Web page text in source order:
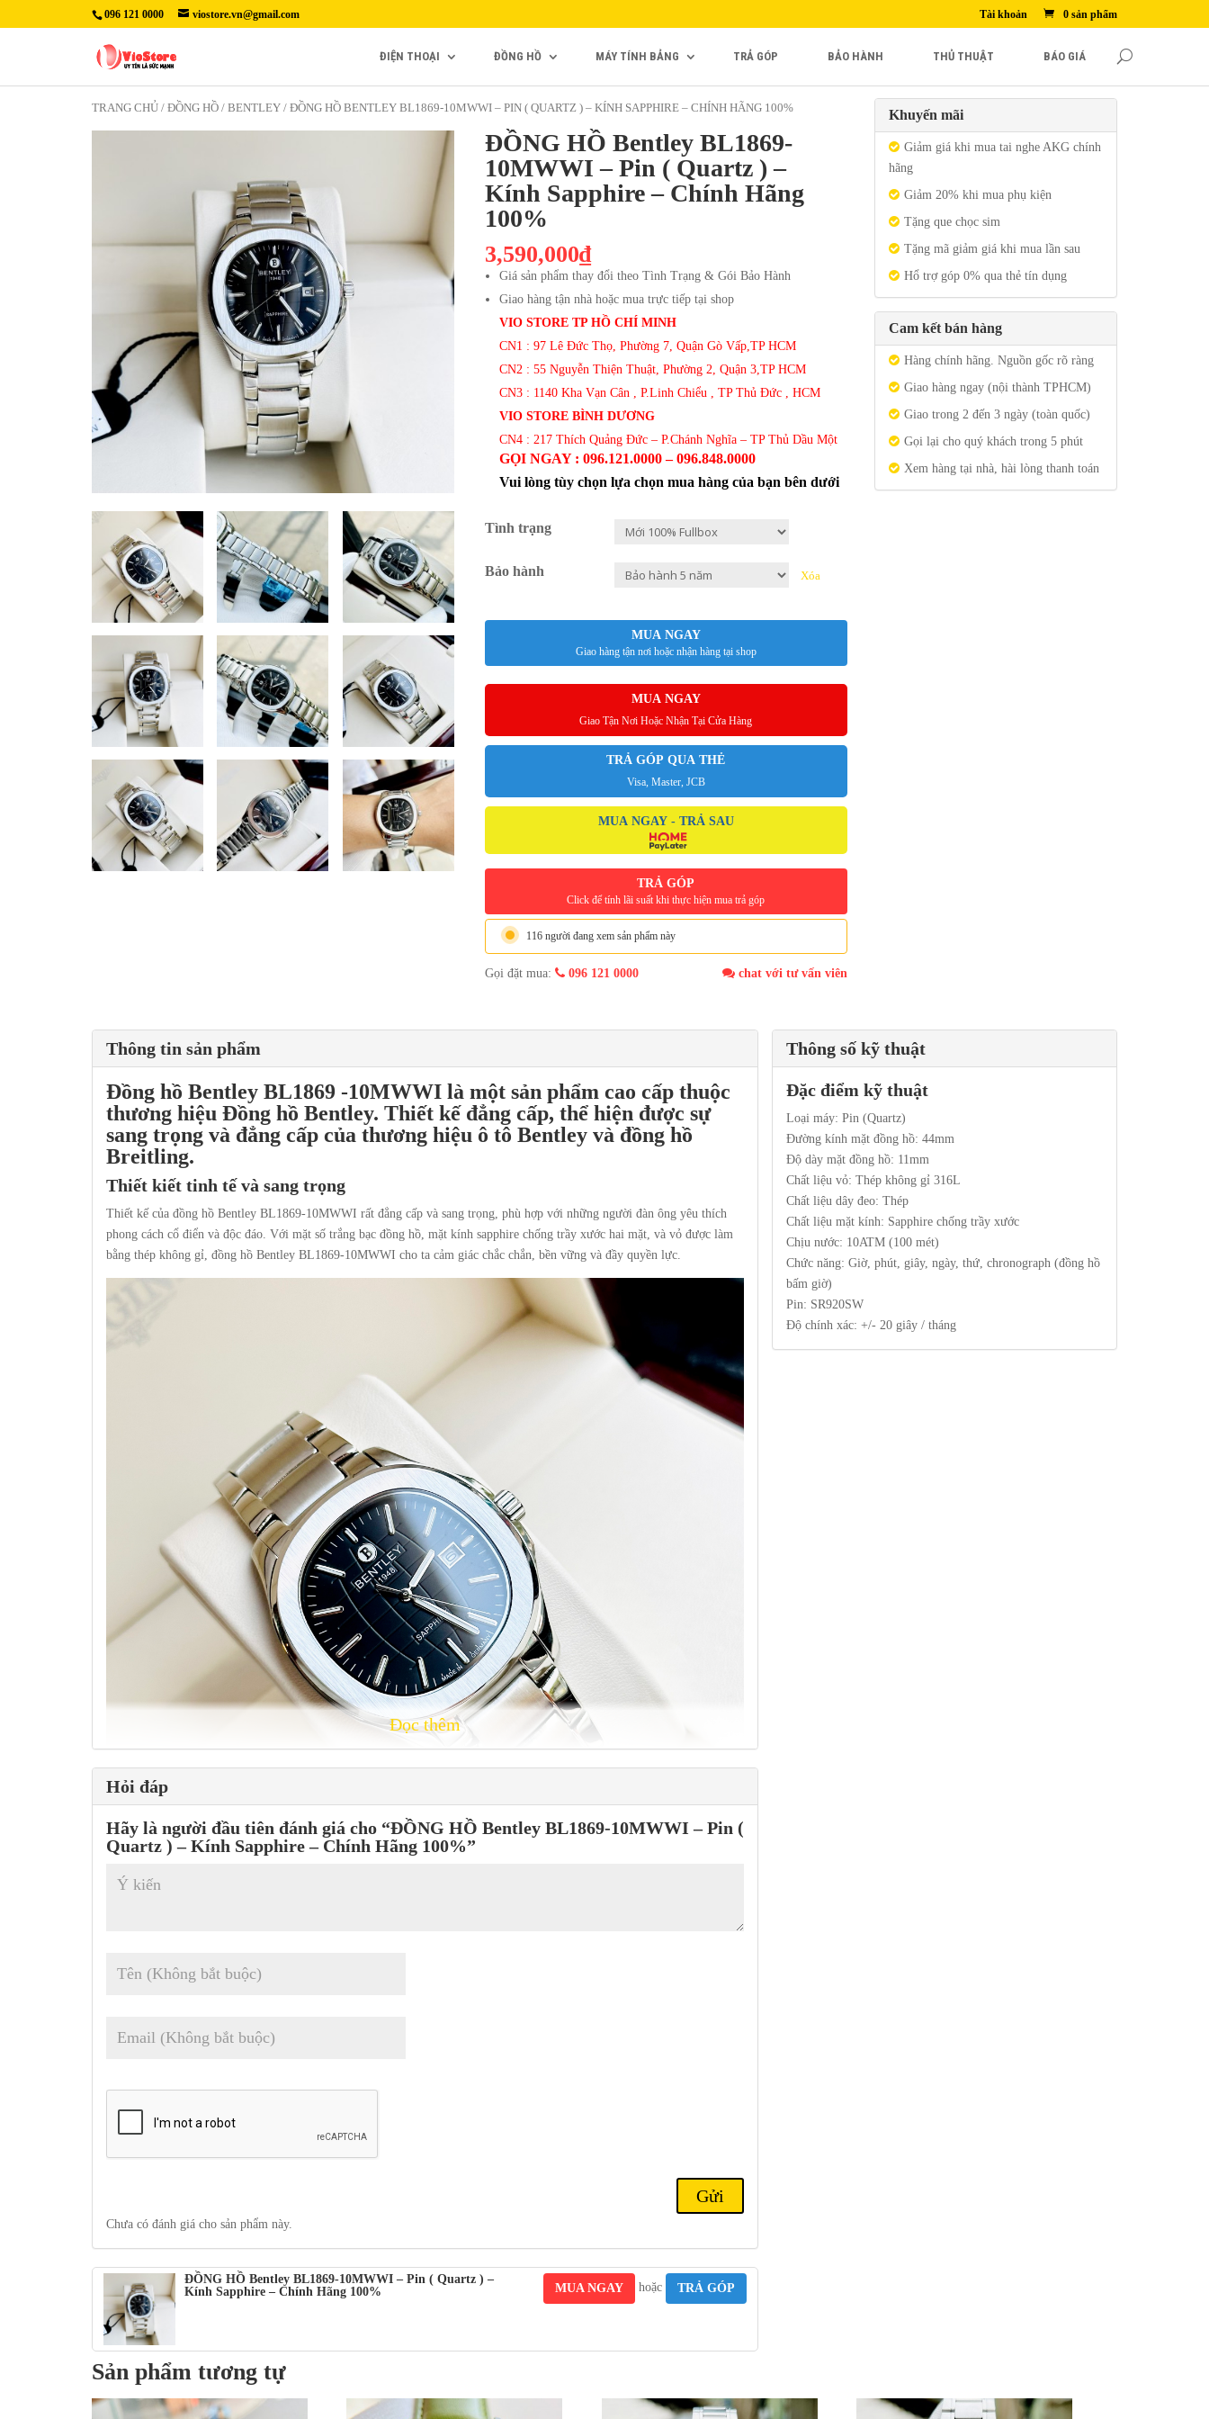
096 121 0000 viostore.vn@gmail.com Tài khoản 0 sản phẩm
ĐIỆN THOẠI ĐỒNG HỒ MÁY TÍNH BẢNG TRẢ GÓP BẢO HÀNH THỦ THUẬT BÁO GIÁ
TRANG CHỦ / ĐỒNG HỒ / BENTLEY / ĐỒNG HỒ BENTLEY BL1869-10MWWI – PIN ( QUARTZ ) – KÍNH SAPPHIRE – CHÍNH HÃNG 100%
ĐỒNG HỒ Bentley BL1869-
10MWWI – Pin ( Quartz ) –
Kính Sapphire – Chính Hãng
100%
3,590,000₫
Giá sản phẩm thay đổi theo Tình Trạng & Gói Bảo Hành
Giao hàng tận nhà hoặc mua trực tiếp tại shop
VIO STORE TP HỒ CHÍ MINH
CN1 : 97 Lê Đức Thọ, Phường 7, Quận Gò Vấp,TP HCM
CN2 : 55 Nguyễn Thiện Thuật, Phường 2, Quận 3,TP HCM
CN3 : 1140 Kha Vạn Cân , P.Linh Chiểu , TP Thủ Đức , HCM
VIO STORE BÌNH DƯƠNG
CN4 : 217 Thích Quảng Đức – P.Chánh Nghĩa – TP Thủ Dầu Một
GỌI NGAY : 096.121.0000 – 096.848.0000
Vui lòng tùy chọn lựa chọn mua hàng của bạn bên dưới
Tình trạng
Bảo hành Xóa
MUA NGAY
Giao hàng tận nơi hoặc nhận hàng tại shop
MUA NGAY
Giao Tận Nơi Hoặc Nhận Tại Cửa Hàng
TRẢ GÓP QUA THẺ
Visa, Master, JCB
MUA NGAY - TRẢ SAU
TRẢ GÓP
Click để tính lãi suất khi thực hiện mua trả góp
116 người đang xem sản phẩm này
Gọi đặt mua: 096 121 0000 chat với tư vấn viên
Khuyến mãi
Giảm giá khi mua tai nghe AKG chính
hãng
Giảm 20% khi mua phụ kiện
Tặng que chọc sim
Tặng mã giảm giá khi mua lần sau
Hổ trợ góp 0% qua thẻ tín dụng
Cam kết bán hàng
Hàng chính hãng. Nguồn gốc rõ ràng
Giao hàng ngay (nội thành TPHCM)
Giao trong 2 đến 3 ngày (toàn quốc)
Gọi lại cho quý khách trong 5 phút
Xem hàng tại nhà, hài lòng thanh toán
Thông số kỹ thuật
Đặc điểm kỹ thuật
Loại máy: Pin (Quartz)
Đường kính mặt đồng hồ: 44mm
Độ dày mặt đồng hồ: 11mm
Chất liệu vỏ: Thép không gỉ 316L
Chất liệu dây đeo: Thép
Chất liệu mặt kính: Sapphire chống trầy xước
Chịu nước: 10ATM (100 mét)
Chức năng: Giờ, phút, giây, ngày, thứ, chronograph (đồng hồ
bấm giờ)
Pin: SR920SW
Độ chính xác: +/- 20 giây / tháng
Thông tin sản phẩm
Đồng hồ Bentley BL1869 -10MWWI là một sản phẩm cao cấp thuộc
thương hiệu Đồng hồ Bentley. Thiết kế đẳng cấp, thể hiện được sự
sang trọng và đẳng cấp của thương hiệu ô tô Bentley và đồng hồ
Breitling.
Thiết kiết tinh tế và sang trọng
Thiết kế của đồng hồ Bentley BL1869-10MWWI rất đẳng cấp và sang trọng, phù hợp với những người đàn ông yêu thích
phong cách cổ điển và độc đáo. Với mặt số trắng bạc đồng hồ, mặt kính sapphire chống trầy xước hai mặt, và vỏ được làm
bằng thép không gỉ, đồng hồ Bentley BL1869-10MWWI cho ta cảm giác chắc chắn, bền vững và đầy quyền lực.
hồ bấm giờ nằm ở vị trí 3 giờ, đồng hồ Bentley BL1869-10MWWI mang đến cho người dùng sự tiện lợi và tính năng hữu
Đọc thêm
Hỏi đáp
Hãy là người đầu tiên đánh giá cho “ĐỒNG HỒ Bentley BL1869-10MWWI – Pin (
Quartz ) – Kính Sapphire – Chính Hãng 100%”
Chưa có đánh giá cho sản phẩm này.
ĐỒNG HỒ Bentley BL1869-10MWWI – Pin ( Quartz ) –
Kính Sapphire – Chính Hãng 100%
MUA NGAY hoặc TRẢ GÓP
Sản phẩm tương tự